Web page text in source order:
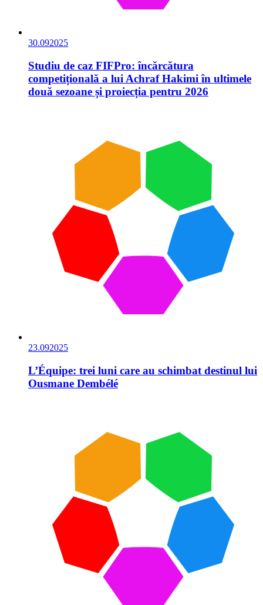
30.092025
Studiu de caz FIFPro: încărcătura
competițională a lui Achraf Hakimi în ultimele
două sezoane și proiecția pentru 2026
23.092025
L’Équipe: trei luni care au schimbat destinul lui
Ousmane Dembélé